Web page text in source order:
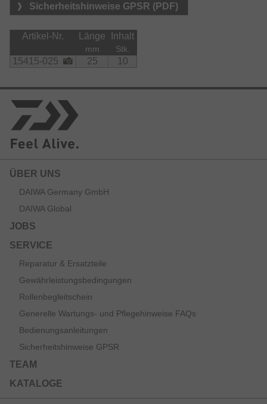
Sicherheitshinweise GPSR (PDF)
Artikel-Nr. Länge Inhalt
mm Stk.
15415-025 25 10
ÜBER UNS
DAIWA Germany GmbH
DAIWA Global
JOBS
SERVICE
Reparatur & Ersatzteile
Gewährleistungsbedingungen
Rollenbegleitschein
Generelle Wartungs- und Pflegehinweise FAQs
Bedienungsanleitungen
Sicherheitshinweise GPSR
TEAM
KATALOGE